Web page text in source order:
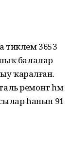
тиклем 3653
балалар
ҡаралған.
ремонт һәм
һанын 91